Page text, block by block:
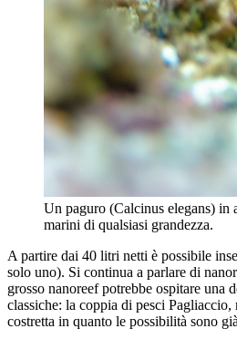
Un paguro (Calcinus elegans) in
marini di qualsiasi grandezza.
A partire dai 40 litri netti è possibile
solo uno). Si continua a parlare di
grosso nanoreef potrebbe ospitare una
classiche: la coppia di pesci Pagliaccio,
costretta in quanto le possibilità sono